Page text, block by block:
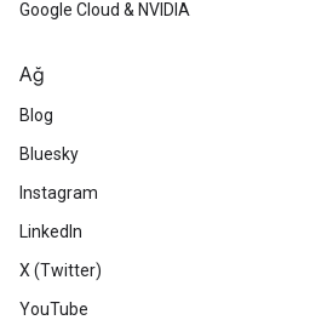
Google Cloud & NVIDIA
Ağ
Blog
Bluesky
Instagram
LinkedIn
X (Twitter)
YouTube